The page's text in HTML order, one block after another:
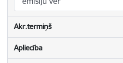
Akr.termiņš
Apliecība